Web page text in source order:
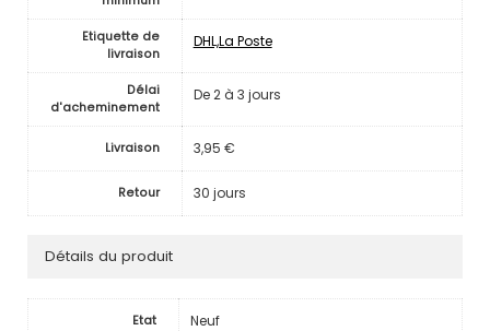
Etiquette de
livraison
DHL,La Poste
Délai
d'acheminement
De 2 à 3 jours
Livraison 3,95 €
Retour 30 jours
Détails du produit
Etat Neuf